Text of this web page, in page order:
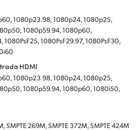
1080p23.98, 1080p24, 1080p25,
1080p59.94, 1080p60,
1080PsF25, 1080PsF29.97, 1080PsF30,
HDMI
1080p23.98, 1080p24, 1080p25,
1080p59.94, 1080p60, 1080i50,
SMPTE 269M, SMPTE 372M, SMPTE 424M